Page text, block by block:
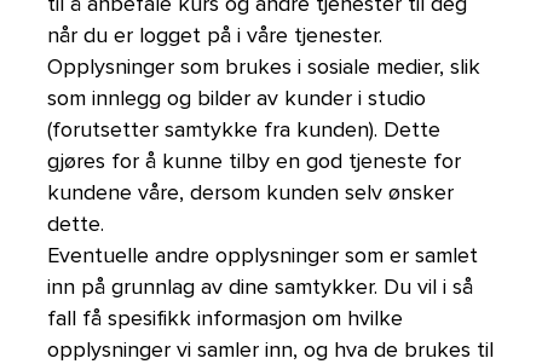
til å anbefale kurs og andre tjenester til deg
når du er logget på i våre tjenester.
Opplysninger som brukes i sosiale medier, slik
som innlegg og bilder av kunder i studio
(forutsetter samtykke fra kunden). Dette
gjøres for å kunne tilby en god tjeneste for
kundene våre, dersom kunden selv ønsker
dette.
Eventuelle andre opplysninger som er samlet
inn på grunnlag av dine samtykker. Du vil i så
fall få spesifikk informasjon om hvilke
opplysninger vi samler inn, og hva de brukes til